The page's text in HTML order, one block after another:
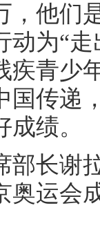
，他们
动为“
疾青少
国传递
绩。
长谢拉
奥运会